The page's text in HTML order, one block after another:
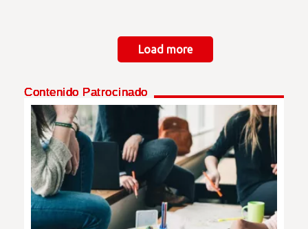
Load more
Contenido Patrocinado